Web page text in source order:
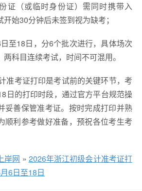
证（或临时身份证）需同时携带入
始30分钟后未签到视为缺考；
至18日，分6个批次进行，具体场次
科目连续考试，时间不可混用。
准考证打印是考试前的关键环节，考
日的打印时段，通过官方平台规范操
妥善保管准考证。按时完成打印并熟
顺利参考做好准备，预祝各位考生考
岸网 » 2026年浙江初级会计准考证打
6日至18日